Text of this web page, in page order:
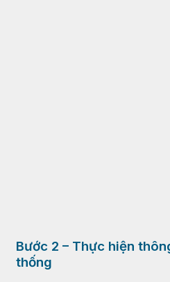
Bước 2 – Thực hiện
thống